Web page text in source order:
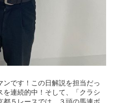
です！この日解説を担当だっ
連続的中！そして、「クラシ